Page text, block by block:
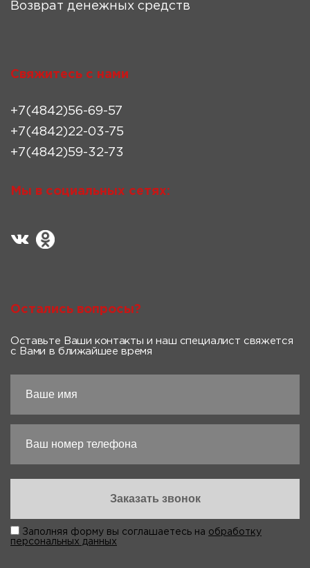
Возврат денежных средств
Свяжитесь с нами
+7(4842)56-69-57
+7(4842)22-03-75
+7(4842)59-32-73
Мы в социальных сетях:
Остались вопросы?
Оставьте Ваши контакты и наш специалист свяжется
с Вами в ближайшее время
Заполняя форму вы соглашаетесь на обработку
персональных данных